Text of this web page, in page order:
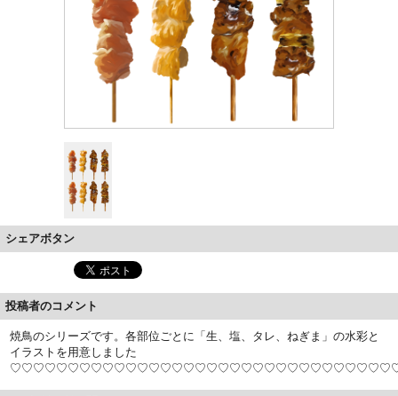
シェアボタン
投稿者のコメント
焼鳥のシリーズです。各部位ごとに「生、塩、タレ、ねぎま」の水彩と
イラストを用意しました